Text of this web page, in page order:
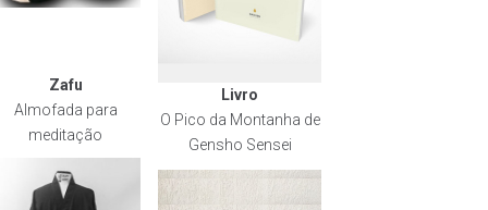
Zafu
Almofada para
meditação
Livro
O Pico da Montanha de
Gensho Sensei